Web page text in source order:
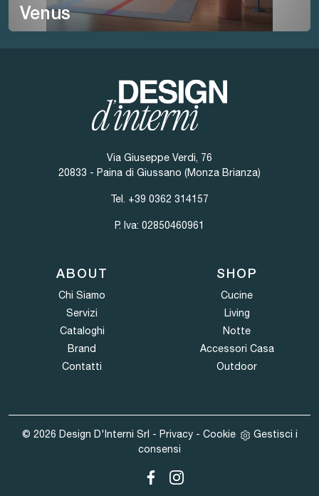
Venus
Via Giuseppe Verdi, 76
20833 - Paina di Giussano (Monza Brianza)
Tel. +39 0362 314157
P. Iva: 02850460961
ABOUT
Chi Siamo
Servizi
Cataloghi
Brand
Contatti
SHOP
Cucine
Living
Notte
Accessori Casa
Outdoor
© 2026 Design D'Interni Srl - Privacy- Cookie
Gestisci i
consensi